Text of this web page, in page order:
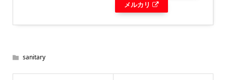
メルカリ
sanitary